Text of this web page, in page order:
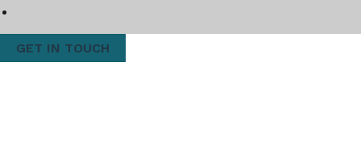
GET IN TOUCH